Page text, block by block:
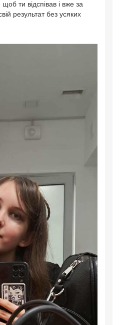
ти відспівав і вже за
результат без усяких